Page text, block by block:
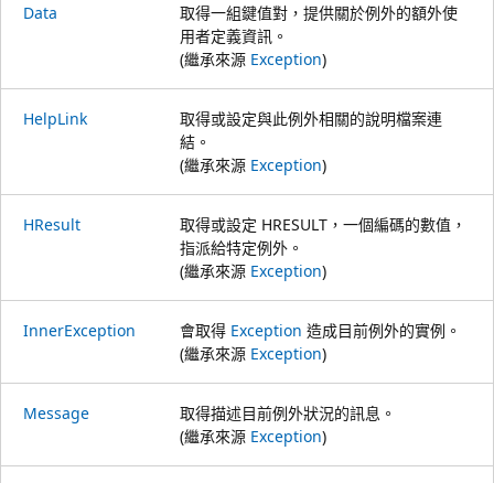
Data
取得一組鍵值對，提供關於例外的額外使
用者定義資訊。
(繼承來源 Exception)
HelpLink
取得或設定與此例外相關的說明檔案連
結。
(繼承來源 Exception)
HResult
取得或設定 HRESULT，一個編碼的數值，
指派給特定例外。
(繼承來源 Exception)
InnerException 會取得 Exception 造成目前例外的實例。
(繼承來源 Exception)
Message
取得描述目前例外狀況的訊息。
(繼承來源 Exception)